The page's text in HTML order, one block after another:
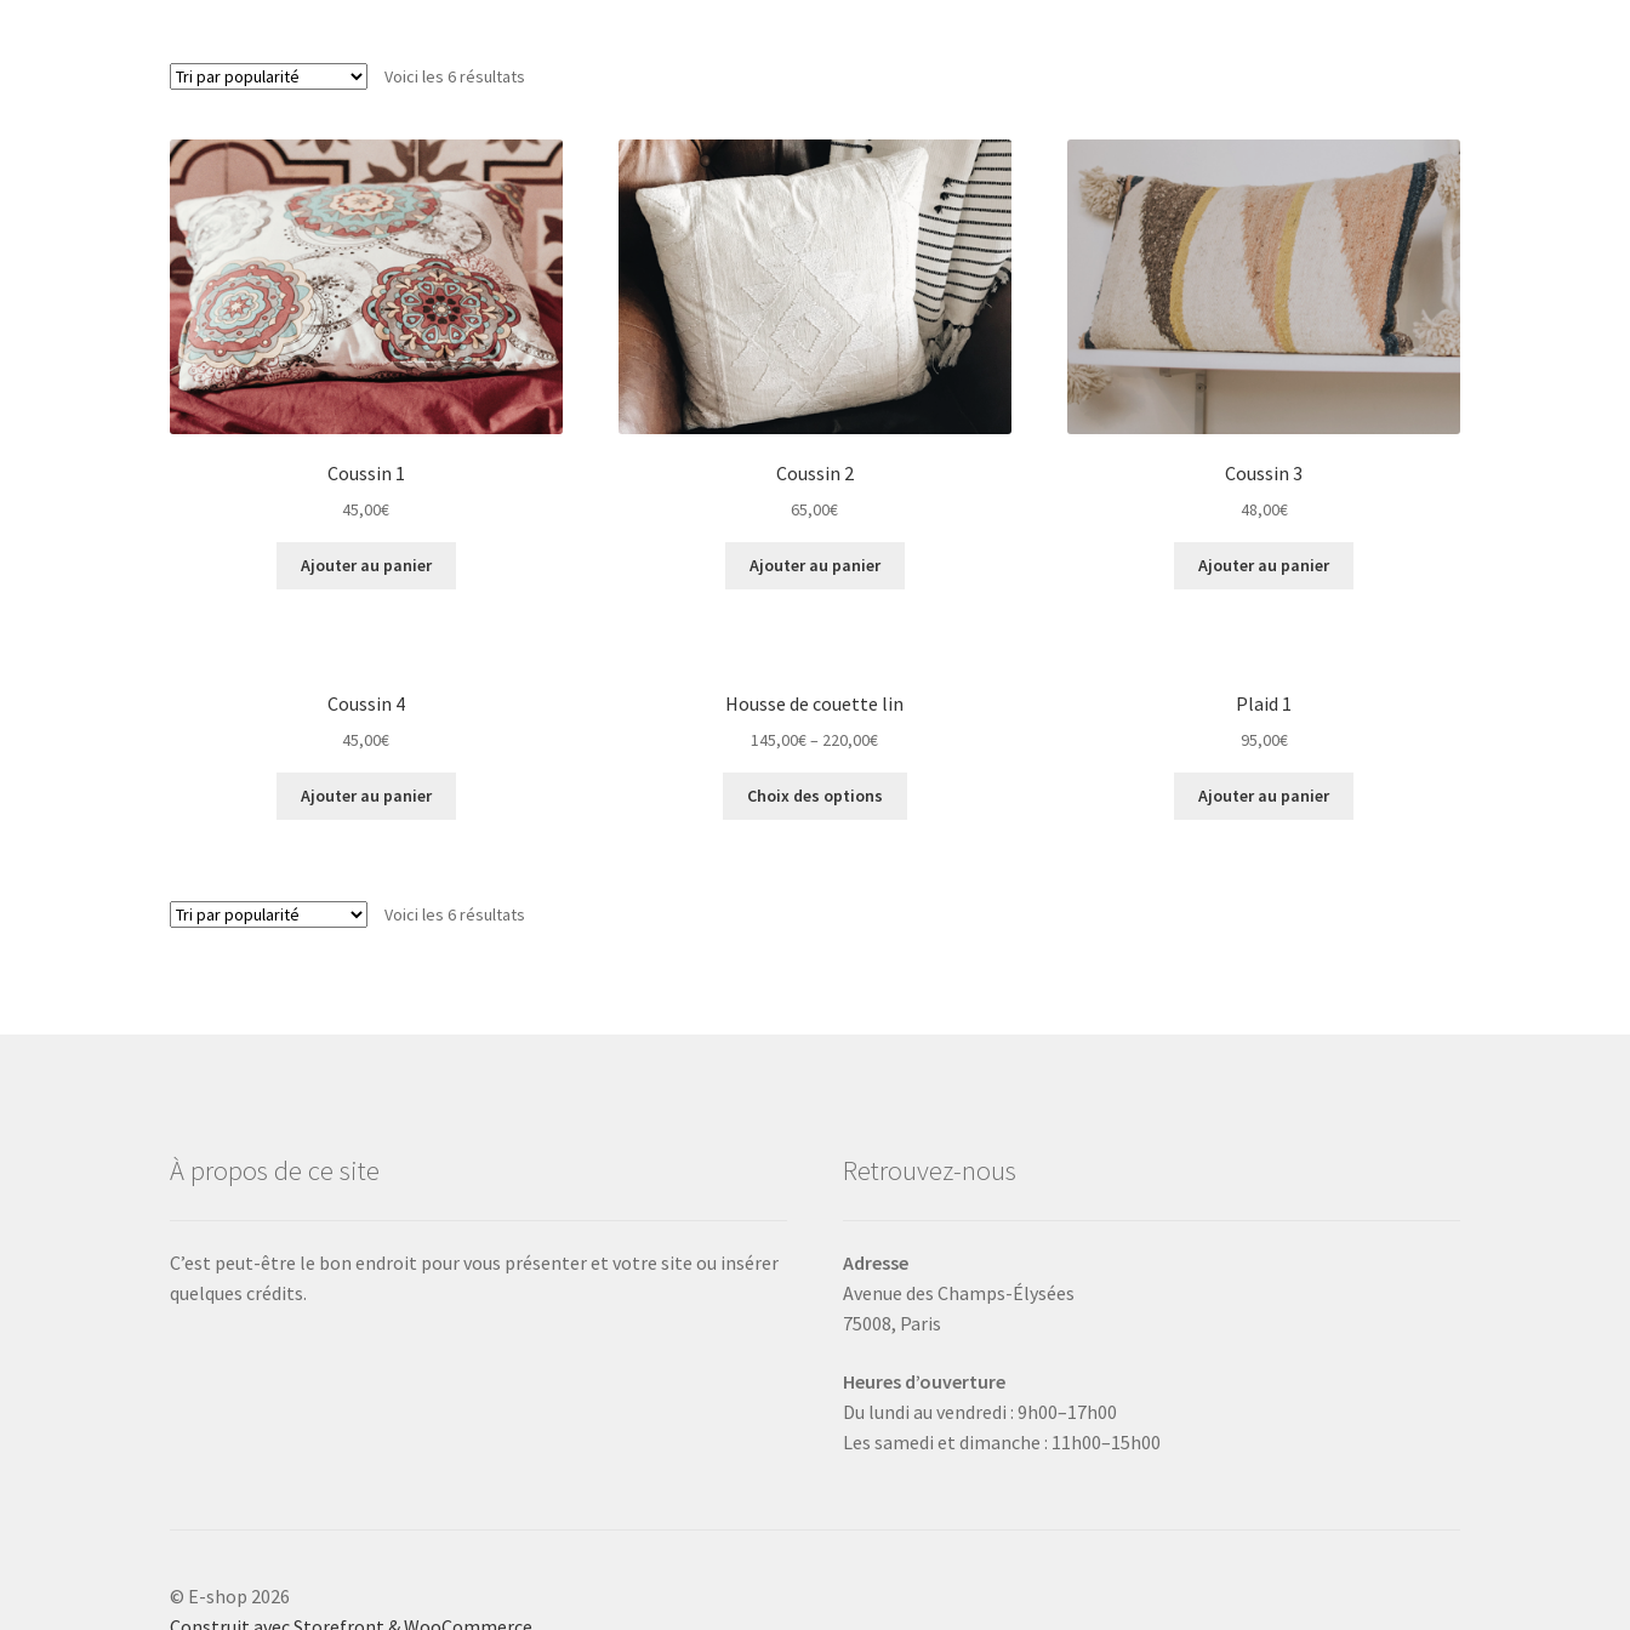
Voici les 6 résultats
Coussin 1
45,00€
Ajouter au panier
Coussin 2
65,00€
Ajouter au panier
Coussin 3
48,00€
Ajouter au panier
Coussin 4
45,00€
Ajouter au panier
Housse de couette lin
145,00€– 220,00€
Choix des options
Plaid 1
95,00€
Ajouter au panier
Voici les 6 résultats
À propos de ce site
C’est peut-être le bon endroit pour vous présenter et votre site ou insérer
quelques crédits.
Retrouvez-nous
Adresse
Avenue des Champs-Élysées
75008, Paris
Heures d’ouverture
Du lundi au vendredi : 9h00–17h00
Les samedi et dimanche : 11h00–15h00
© E-shop 2026